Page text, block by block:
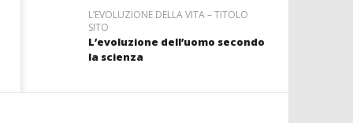
L’EVOLUZIONE DELLA VITA – TITOLO
SITO
L’evoluzione dell’uomo secondo
la scienza